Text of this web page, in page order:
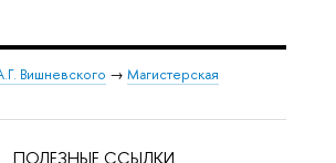
Вишневского → Магистерская